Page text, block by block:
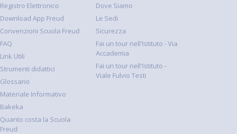
Registro Elettronico
Download App Freud
Convenzioni Scuola Freud
FAQ
Link Utili
Strumenti didattici
Glossario
Materiale Informativo
Bakeka
Quanto costa la Scuola
Freud
Dove Siamo
Le Sedi
Sicurezza
Fai un tour nell'Istituto - Via
Accademia
Fai un tour nell'Istituto -
Viale Fulvio Testi